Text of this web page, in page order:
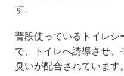
す。
普段使っているトイレシ
で、トイレへ誘導させ、
臭いが配合されています。